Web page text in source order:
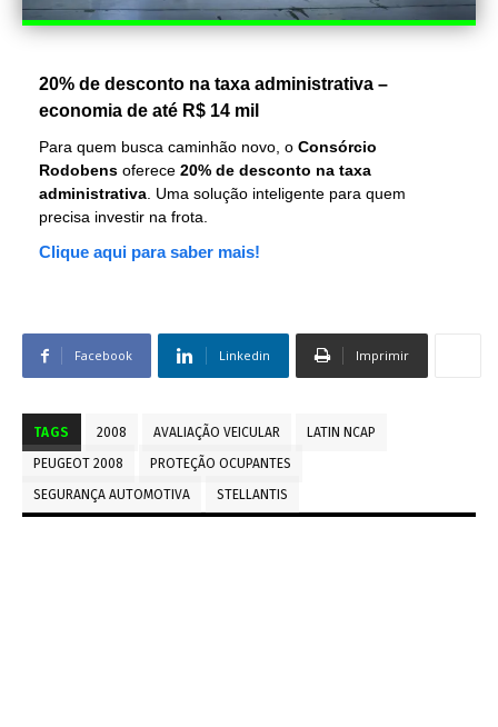
20% de desconto na taxa administrativa –
economia de até R$ 14 mil
Para quem busca caminhão novo, o Consórcio
Rodobens oferece 20% de desconto na taxa
administrativa . Uma solução inteligente para quem
precisa investir na frota.
Clique aqui para saber mais!
Facebook Linkedin Imprimir
TAGS 2008 AVALIAÇÃO VEICULAR
LATIN NCAP
PEUGEOT 2008
PROTEÇÃO OCUPANTES
SEGURANÇA AUTOMOTIVA
STELLANTIS